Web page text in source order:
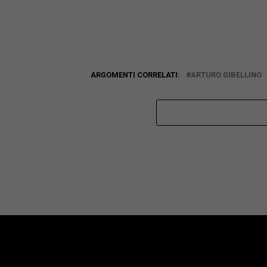
ARGOMENTI CORRELATI: ARTURO GIBELLINO